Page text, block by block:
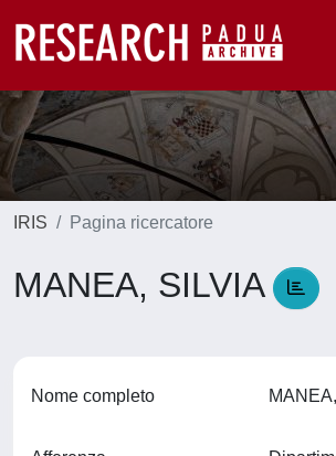
IRIS Pagina ricercatore
MANEA, SILVIA
Nome completo